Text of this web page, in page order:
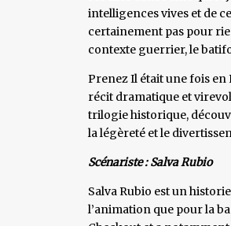
intelligences vives et de
certainement pas pour
contexte guerrier, le
Prenez Il était une fois en
récit dramatique et
trilogie historique,
la légèreté et le
Scénariste : Salva Rubio
Salva Rubio est un
l’animation que pour la